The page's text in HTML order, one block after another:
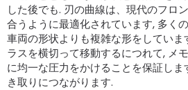
した後でも. 刃の曲線は、現代のフロ
合うように最適化されています, 多く
車両の形状よりも複雑な形をしてい
ラスを横切って移動するにつれて, メ
に均一な圧力をかけることを保証し
き取りにつながります.